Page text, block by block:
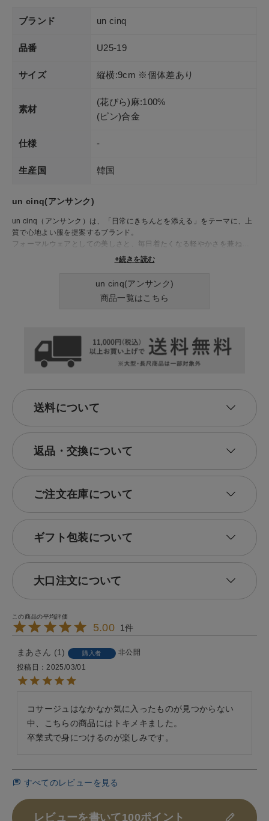
ブランド un cinq
品番 U25-19
サイズ 縦横:9cm ※個体差あり
素材
(花びら)麻:100%
(ピン)合金
仕様 -
生産国 韓国
un cinq(アンサンク)
un cinq（アンサンク）は、「日常にきちんとを添える」をテーマに、上
質で心地よい服を提案するブランド。
フォーマルウェアとしての美しさと、毎日着たくなる軽やかさを兼ね備え
たデザインの服が魅力です。動きやすくシワになりにくい素材や、ストレ
は、オフィススタイルやフォーマルスタイルにぴったり。カジュアルすぎ
ず、かしこまりすぎない絶妙なバランスで、幅広いシーンにフィットしま
+続きを読む
un cinq(アンサンク)
商品一覧はこちら
送料について
返品・交換について
ご注文在庫について
ギフト包装について
大口注文について
5.00 1
まあ 1 購入者
非公開
投稿日
2025/03/01
コサージュはなかなか気に入ったものが見つからない
中、こちらの商品にはトキメキました。
卒業式で身につけるのが楽しみです。
すべてのレビューを見る
レビューを書いて100ポイント